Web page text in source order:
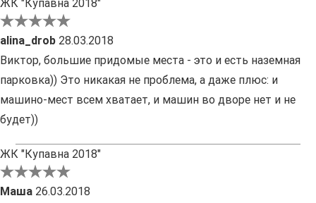
ЖК "Купавна 2018"
alina_drob 28.03.2018
Виктор, большие придомые места - это и есть наземная
парковка)) Это никакая не проблема, а даже плюс: и
машино-мест всем хватает, и машин во дворе нет и не
будет))
ЖК "Купавна 2018"
Маша 26.03.2018